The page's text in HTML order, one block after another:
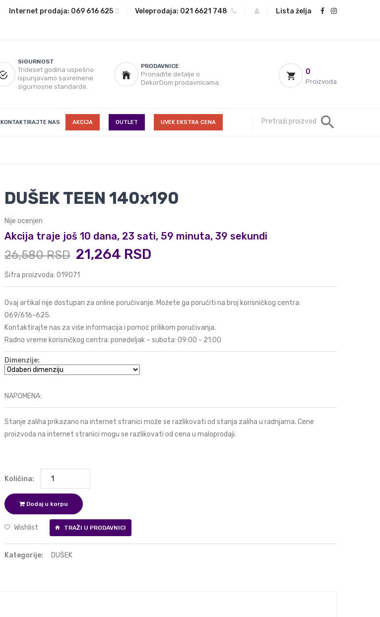
Internet prodaja: 069 616 625 Veleprodaja: 021 6621 748 Lista želja
SIGURNOST
Trideset godina uspešno
ispunjavamo savremene
sigurnosne standarde.
PRODAVNICE
Pronađite detalje o
DekorDom prodavnicama.
0
Proizvoda
KONTAKTIRAJTE NAS AKCIJA OUTLET UVEK EKSTRA CENA
DUŠEK TEEN 140x190
Nije ocenjen
Akcija traje još 10 dana, 23 sati, 59 minuta, 38 sekundi
26,580 RSD 21,264 RSD
Šifra proizvoda: 019071
Ovaj artikal nije dostupan za online poručivanje. Možete ga poručiti na broj korisničkog centra:
069/616-625.
Kontaktirajte nas za više informacija i pomoć prilikom poručivanja.
Radno vreme korisničkog centra: ponedeljak – subota: 09:00 - 21:00
Dimenzije:
NAPOMENA:
Stanje zaliha prikazano na internet stranici može se razlikovati od stanja zaliha u radnjama. Cene
proizvoda na internet stranici mogu se razlikovati od cena u maloprodaji.
Količina:
Dodaj u korpu
Wishlist TRAŽI U PRODAVNICI
Kategorije: DUŠEK